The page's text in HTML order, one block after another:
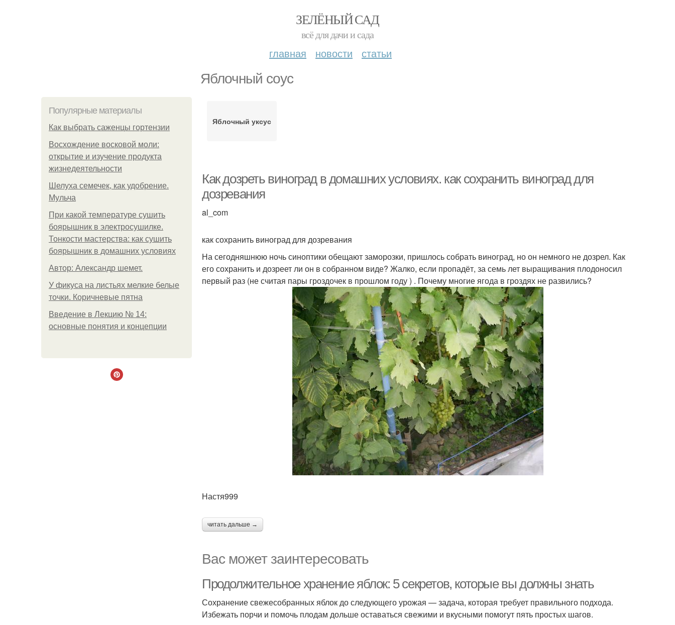
ЗЕЛЁНЫЙ САД
всё для дачи и сада
главная новости статьи
Яблочный соус
Популярные материалы
Как выбрать саженцы гортензии
Восхождение восковой моли:
открытие и изучение продукта
жизнедеятельности
Шелуха семечек, как удобрение.
Мульча
При какой температуре сушить
боярышник в электросушилке.
Тонкости мастерства: как сушить
боярышник в домашних условиях
Автор: Александр шемет.
У фикуса на листьях мелкие белые
точки. Коричневые пятна
Введение в Лекцию № 14:
основные понятия и концепции
Яблочный уксус
Как дозреть виноград в домашних условиях. как сохранить виноград для
дозревания
al_com
как сохранить виноград для дозревания
На сегодняшнюю ночь синоптики обещают заморозки, пришлось собрать виноград, но он немного не дозрел. Как
его сохранить и дозреет ли он в собранном виде? Жалко, если пропадёт, за семь лет выращивания плодоносил
первый раз (не считая пары гроздочек в прошлом году ) . Почему многие ягода в гроздях не развились?
Настя999
читать дальше →
Вас может заинтересовать
Продолжительное хранение яблок: 5 секретов, которые вы должны знать
Сохранение свежесобранных яблок до следующего урожая — задача, которая требует правильного подхода.
Избежать порчи и помочь плодам дольше оставаться свежими и вкусными помогут пять простых шагов.